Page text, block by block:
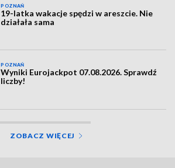
POZNAŃ
19-latka wakacje spędzi w areszcie. Nie
działała sama
POZNAŃ
Wyniki Eurojackpot 07.08.2026. Sprawdź
liczby!
ZOBACZ WIĘCEJ